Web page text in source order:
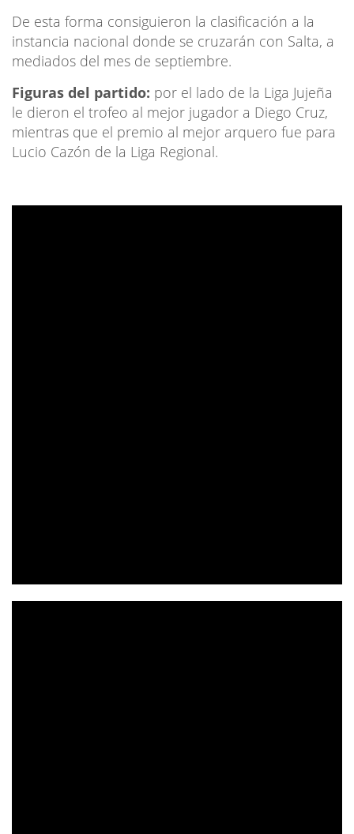
De esta forma consiguieron la clasificación a la
instancia nacional donde se cruzarán con Salta, a
mediados del mes de septiembre.
Figuras del partido: por el lado de la Liga Jujeña
le dieron el trofeo al mejor jugador a Diego Cruz,
mientras que el premio al mejor arquero fue para
Lucio Cazón de la Liga Regional.